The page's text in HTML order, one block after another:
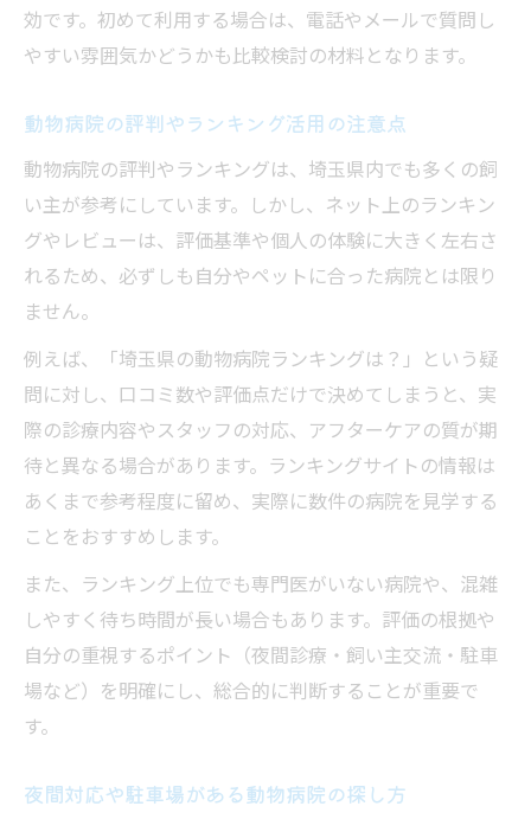
動物病院の相談会やイベントで新しい出会
効です。初めて利用する場合は、電話やメールで質問し
やすい雰囲気かどうかも比較検討の材料となります。
動物病院の評判やランキング活用の注意点
動物病院の評判やランキングは、埼玉県内でも多くの飼
い主が参考にしています。しかし、ネット上のランキン
グやレビューは、評価基準や個人の体験に大きく左右さ
れるため、必ずしも自分やペットに合った病院とは限り
ません。
例えば、「埼玉県の動物病院ランキングは？」という疑
問に対し、口コミ数や評価点だけで決めてしまうと、実
際の診療内容やスタッフの対応、アフターケアの質が期
待と異なる場合があります。ランキングサイトの情報は
あくまで参考程度に留め、実際に数件の病院を見学する
ことをおすすめします。
また、ランキング上位でも専門医がいない病院や、混雑
しやすく待ち時間が長い場合もあります。評価の根拠や
自分の重視するポイント（夜間診療・飼い主交流・駐車
場など）を明確にし、総合的に判断することが重要で
す。
夜間対応や駐車場がある動物病院の探し方